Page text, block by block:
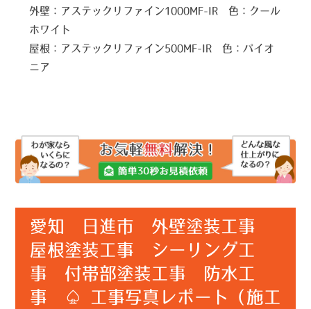
外壁：アステックリファイン1000MF-IR 色：クール
ホワイト
屋根：アステックリファイン500MF-IR 色：パイオ
ニア
愛知 日進市 外壁塗装工事
屋根塗装工事 シーリング工
事 付帯部塗装工事 防水工
事 ♤ 工事写真レポート（施工